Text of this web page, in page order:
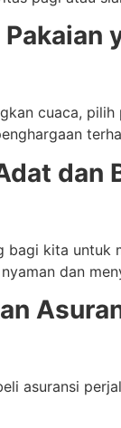
Pakaian
cuaca,
dan
bagi kita untuk
dan
asuransi